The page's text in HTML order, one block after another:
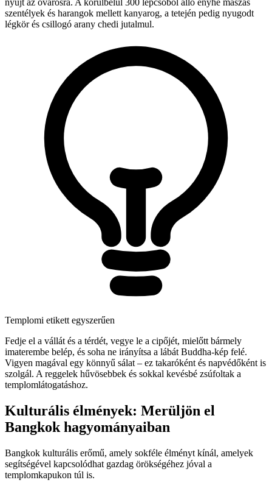
nyújt az óvárosra. A körülbelül 300 lépcsőből álló enyhe mászás
szentélyek és harangok mellett kanyarog, a tetején pedig nyugodt
légkör és csillogó arany chedi jutalmul.
Templomi etikett egyszerűen
Fedje el a vállát és a térdét, vegye le a cipőjét, mielőtt bármely
imaterembe belép, és soha ne irányítsa a lábát Buddha-kép felé.
Vigyen magával egy könnyű sálat – ez takaróként és napvédőként is
szolgál. A reggelek hűvösebbek és sokkal kevésbé zsúfoltak a
templomlátogatáshoz.
Kulturális élmények: Merüljön el
Bangkok hagyományaiban
Bangkok kulturális erőmű, amely sokféle élményt kínál, amelyek
segítségével kapcsolódhat gazdag örökségéhez jóval a
templomkapukon túl is.